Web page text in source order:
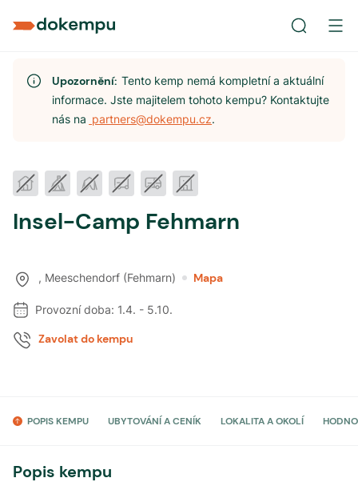
Upozornění:Tento kemp nemá kompletní a aktuální
informace. Jste majitelem tohoto kempu? Kontaktujte
nás na partners@dokempu.cz.
Insel-Camp Fehmarn
, Meeschendorf (Fehmarn) Mapa
Provozní doba: 1.4. - 5.10.
Zavolat do kempu
POPIS KEMPU UBYTOVÁNÍ A CENÍK LOKALITA A OKOLÍ
Popis kempu